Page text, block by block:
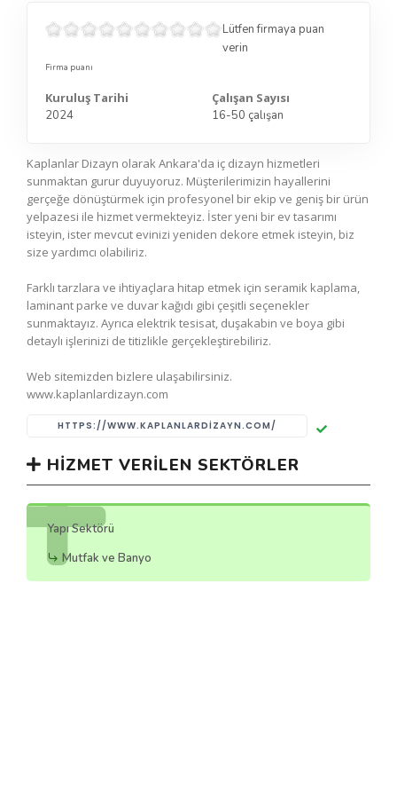
Lütfen firmaya puan
verin
Firma puanı
Kuruluş Tarihi
2024
Çalışan Sayısı
16-50 çalışan
Kaplanlar Dizayn olarak Ankara'da iç dizayn hizmetleri
sunmaktan gurur duyuyoruz. Müşterilerimizin hayallerini
gerçeğe dönüştürmek için profesyonel bir ekip ve geniş bir ürün
yelpazesi ile hizmet vermekteyiz. İster yeni bir ev tasarımı
isteyin, ister mevcut evinizi yeniden dekore etmek isteyin, biz
size yardımcı olabiliriz.
Farklı tarzlara ve ihtiyaçlara hitap etmek için seramik kaplama,
laminant parke ve duvar kağıdı gibi çeşitli seçenekler
sunmaktayız. Ayrıca elektrik tesisat, duşakabin ve boya gibi
detaylı işlerinizi de titizlikle gerçekleştirebiliriz.
Web sitemizden bizlere ulaşabilirsiniz.
www.kaplanlardizayn.com
HTTPS://WWW.KAPLANLARDIZAYN.COM/
HIZMET VERILEN SEKTÖRLER
Yapı Sektörü
Mutfak ve Banyo